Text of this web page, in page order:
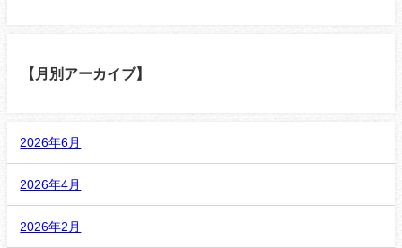
【月別アーカイブ】
2026年6月
2026年4月
2026年2月